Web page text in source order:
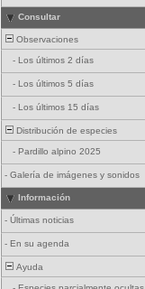
Consultar
Observaciones
- Los últimos 2 días
- Los últimos 5 días
- Los últimos 15 días
Distribución de especies
- Pardillo alpino 2025
- Galería de imágenes y sonidos
Información
- Últimas noticias
- En su agenda
Ayuda